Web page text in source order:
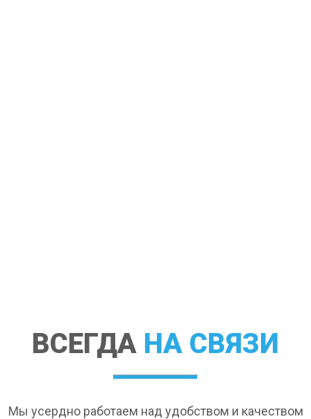
ВСЕГДА НА СВЯЗИ
Мы усердно работаем над удобством и качеством